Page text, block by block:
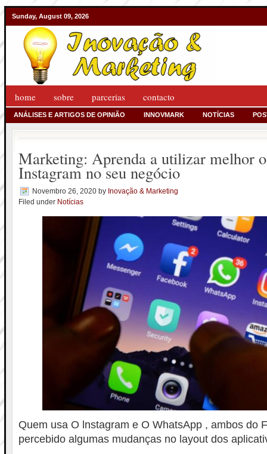
Sunday, August 09, 2026
home sobre parcerias contacto
ANÁLISES E ARTIGOS DE OPINIÃO INNOVMARK NOTÍCIAS
Marketing: Aprenda a utilizar melhor
Instagram no seu negócio
Novembro 26, 2020 by Inovação & Marketing
Filed under Notícias
Quem usa O lnstagram e O WhatsApp , ambos do
percebido algumas mudanças no layout dos